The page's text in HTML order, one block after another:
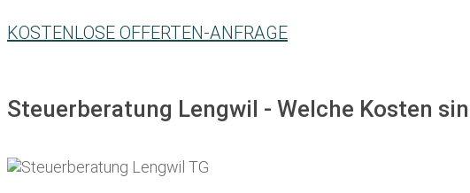
KOSTENLOSE OFFERTEN-ANFRAGE
Steuerberatung Lengwil - Welche Kosten